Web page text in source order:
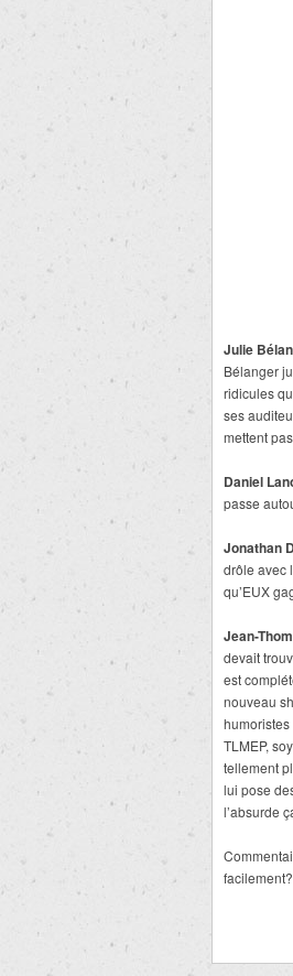
Julie
Bélanger
ridicules
ses
mettent
Daniel
passe
Jonathan
drôle avec
qu’EUX
Jean-
devait
est
nouveau
humoristes
TLMEP,
tellement
lui pose
l’absurde